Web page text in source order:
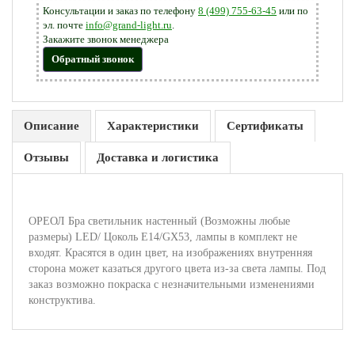
Консультации и заказ по телефону 8 (499) 755-63-45 или по
эл. почте info@grand-light.ru.
Закажите звонок менеджера
Обратный звонок
Описание Характеристики Сертификаты
Отзывы Доставка и логистика
ОРЕОЛ Бра светильник настенный (Возможны любые
размеры) LED/ Цоколь Е14/GX53, лампы в комплект не
входят. Красятся в один цвет, на изображениях внутренняя
сторона может казаться другого цвета из-за света лампы. Под
заказ возможно покраска с незначительными изменениями
конструктива.